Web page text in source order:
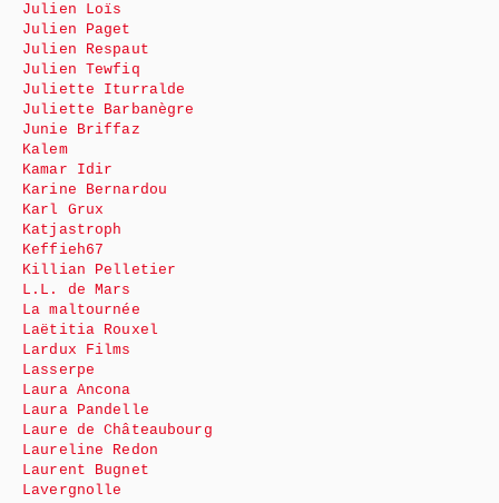
Julien Loïs
Julien Paget
Julien Respaut
Julien Tewfiq
Juliette Iturralde
Juliette Barbanègre
Junie Briffaz
Kalem
Kamar Idir
Karine Bernardou
Karl Grux
Katjastroph
Keffieh67
Killian Pelletier
L.L. de Mars
La maltournée
Laëtitia Rouxel
Lardux Films
Lasserpe
Laura Ancona
Laura Pandelle
Laure de Châteaubourg
Laureline Redon
Laurent Bugnet
Lavergnolle